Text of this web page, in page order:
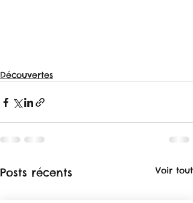
Découvertes
Posts récents Voir tout